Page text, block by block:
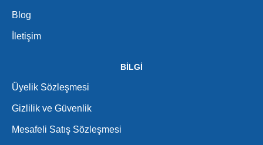
Blog
İletişim
BİLGİ
Üyelik Sözleşmesi
Gizlilik ve Güvenlik
Mesafeli Satış Sözleşmesi